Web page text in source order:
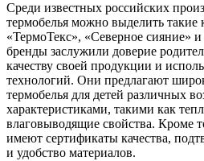
Среди известных российских
термобелья можно выделить такие
«ТермоТекс», «Северное сияние»
бренды заслужили доверие
качеству своей продукции и
технологий. Они предлагают
термобелья для детей различных
характеристиками, такими как
влаговыводящие свойства. Кроме
имеют сертификаты качества,
и удобство материалов.